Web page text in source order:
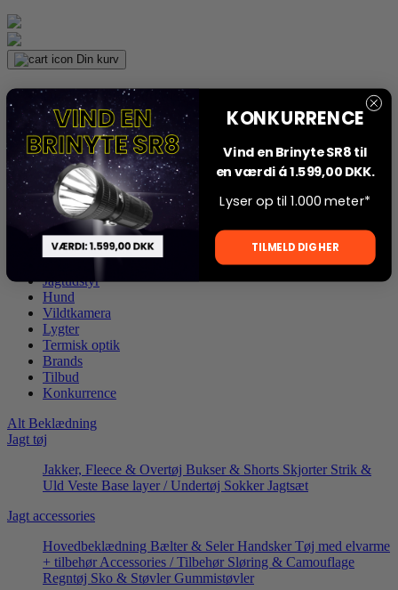
Din kurv
Din kurv, (0 Produkter)
Din kurv er tom.
Alt Beklædning
Jagtudstyr
Hund
Vildtkamera
Lygter
Termisk optik
Brands
Tilbud
Konkurrence
Alt Beklædning
Jagt tøj
Jakker, Fleece & Overtøj Bukser & Shorts Skjorter Strik &
Uld Veste Base layer / Undertøj Sokker Jagtsæt
Jagt accessories
Hovedbeklædning Bælter & Seler Handsker Tøj med elvarme
+ tilbehør Accessories / Tilbehør Sløring & Camouflage
Regntøj Sko & Støvler Gummistøvler
KONKURRENCE
Vind en Brinyte SR8 til
en værdi á 1.599,00 DKK.
Lyser op til 1.000 meter*
TILMELD DIG HER